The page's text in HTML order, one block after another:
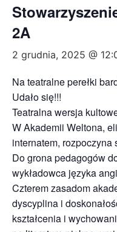
2A
2 grudnia, 2025 @
Na teatralne perełki
Udało się!!!
Teatralna wersja
W Akademii Weltona,
internatem, rozpoczyna
Do grona pedagogów
wykładowca języka
Czterem zasadom
dyscyplina i
kształcenia i